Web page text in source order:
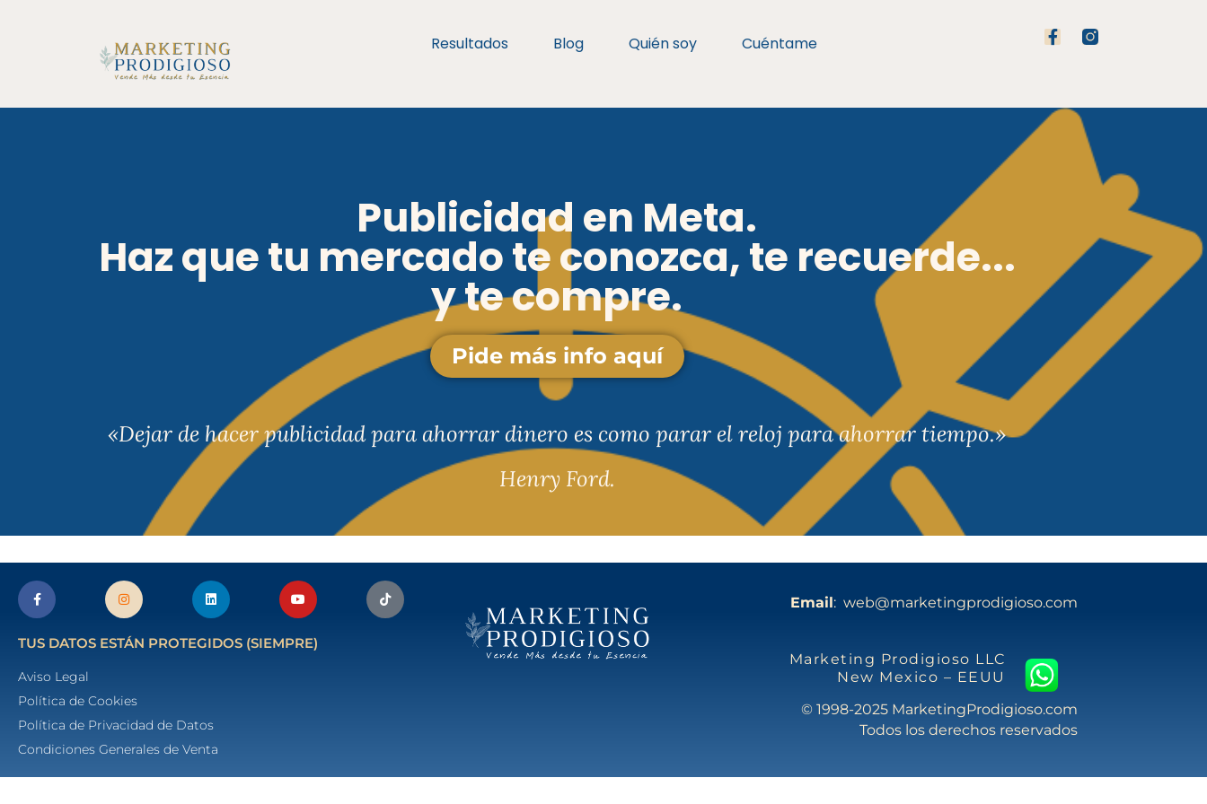
Resultados Blog Quién soy Cuéntame
Publicidad en Meta.
Haz que tu mercado te conozca, te recuerde...
y te compre.
Pide más info aquí
«Dejar de hacer publicidad para ahorrar dinero es como parar el reloj para ahorrar tiempo.»
Henry Ford.
TUS DATOS ESTÁN PROTEGIDOS (SIEMPRE)
Aviso Legal
Política de Cookies
Política de Privacidad de Datos
Condiciones Generales de Venta
Email: web@marketingprodigioso.com
Marketing Prodigioso LLC
New Mexico – EEUU
© 1998-2025 MarketingProdigioso.com
Todos los derechos reservados